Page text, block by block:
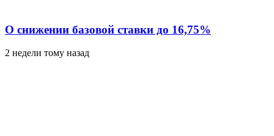
О снижении базовой ставки до 16,75%
2 недели тому назад